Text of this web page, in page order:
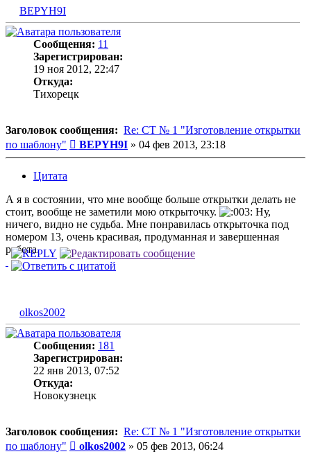
BEPYH9I
Сообщения: 11
Зарегистрирован:
19 ноя 2012, 22:47
Откуда:
Тихорецк
Заголовок сообщения: Re: СТ № 1 "Изготовление открытки
по шаблону"
Сообщение
BEPYH9I » 04 фев 2013, 23:18
Цитата
А я в состоянии, что мне вообще больше открытки делать не
стоит, вообще не заметили мою открыточку.
Ну,
ничего, видно не судьба. Мне понравилась открыточка под
номером 13, очень красивая, продуманная и завершенная
работа.
olkos2002
Сообщения: 181
Зарегистрирован:
22 янв 2013, 07:52
Откуда:
Новокузнецк
Заголовок сообщения: Re: СТ № 1 "Изготовление открытки
по шаблону"
Сообщение
olkos2002 » 05 фев 2013, 06:24